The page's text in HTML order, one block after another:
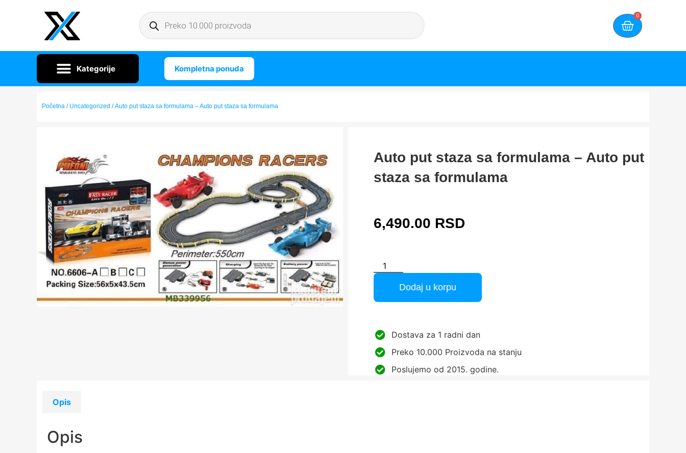
0
Kompletna ponuda
Početna / Uncategorized / Auto put staza sa formulama – Auto put staza sa formulama
Auto put staza sa formulama – Auto put
staza sa formulama
6,490.00 RSD
Dodaj u korpu
Dostava za 1 radni dan
Preko 10.000 Proizvoda na stanju
Poslujemo od 2015. godine.
Opis
Opis